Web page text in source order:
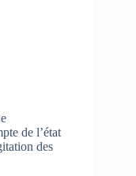
de l’état
des